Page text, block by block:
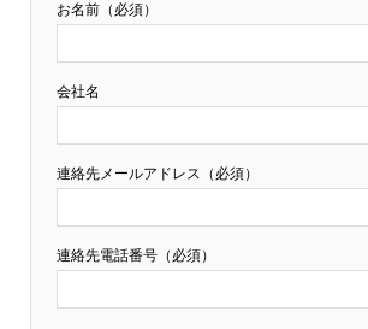
お名前（必須）
会社名
連絡先メールアドレス（必須）
連絡先電話番号（必須）